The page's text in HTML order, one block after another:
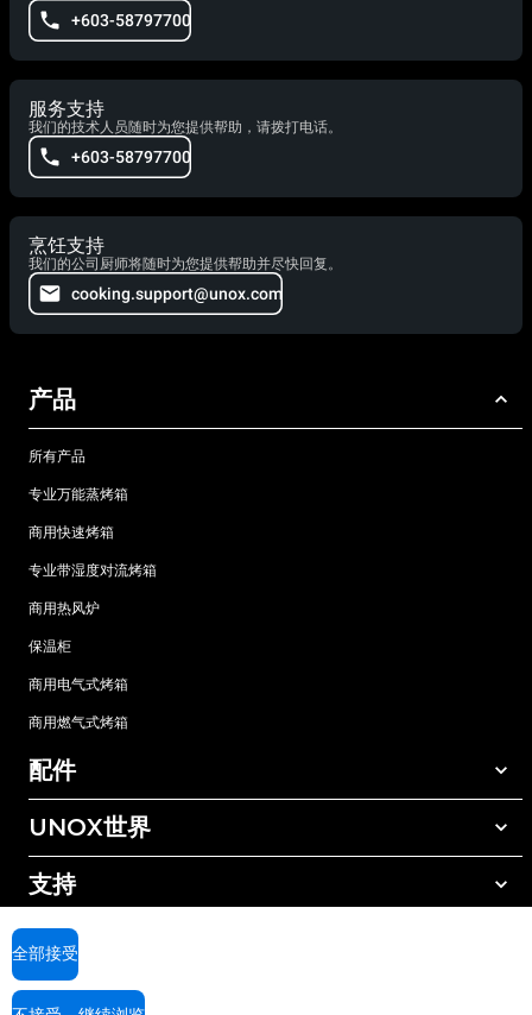
+603-58797700
服务支持
我们的技术人员随时为您提供帮助，请拨打电话。
+603-58797700
烹饪支持
我们的公司厨师将随时为您提供帮助并尽快回复。
cooking.support@unox.com
产品
所有产品
专业万能蒸烤箱
商用快速烤箱
专业带湿度对流烤箱
商用热风炉
保温柜
商用电气式烤箱
商用燃气式烤箱
配件
所有配件
手动清洗清洁剂
树脂过滤水处理
反渗透水处理
UNOX世界
我们在全球的办事处
支持
UNOX质保
查找经销商
全部接受